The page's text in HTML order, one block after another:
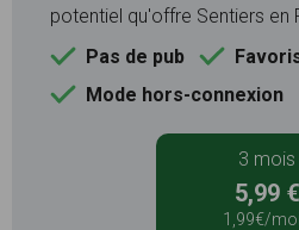
potentiel qu'offre Sentiers en
Pas de pub
Mode hors-connexion
3 mois
5,99 €
1,99€/